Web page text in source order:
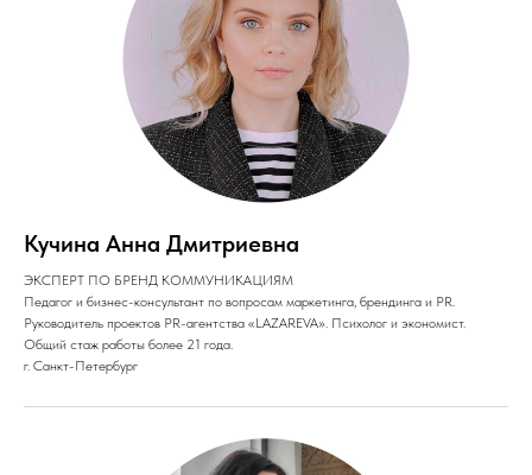
Кучина Анна Дмитриевна
ЭКСПЕРТ ПО БРЕНД КОММУНИКАЦИЯМ
Педагог и бизнес-консультант по вопросам маркетинга, брендинга и PR.
Руководитель проектов PR-агентства «LAZAREVA». Психолог и экономист.
Общий стаж работы более 21 года.
г. Санкт-Петербург